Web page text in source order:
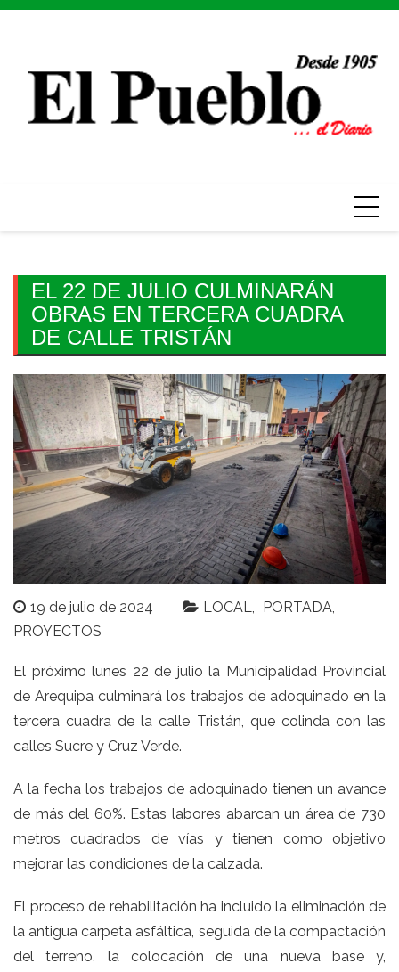
Skip
EL 22 DE JULIO CULMINARÁN
OBRAS EN TERCERA CUADRA
DE CALLE TRISTÁN
19 de julio de 2024 LOCAL
PORTADA
PROYECTOS
El próximo lunes 22 de julio la Municipalidad Provincial
de Arequipa culminará los trabajos de adoquinado en la
tercera cuadra de la calle Tristán, que colinda con las
calles Sucre y Cruz Verde.
A la fecha los trabajos de adoquinado tienen un avance
de más del 60%. Estas labores abarcan un área de 730
metros cuadrados de vías y tienen como objetivo
mejorar las condiciones de la calzada.
El proceso de rehabilitación ha incluido la eliminación de
la antigua carpeta asfáltica, seguida de la compactación
del terreno, la colocación de una nueva base y,